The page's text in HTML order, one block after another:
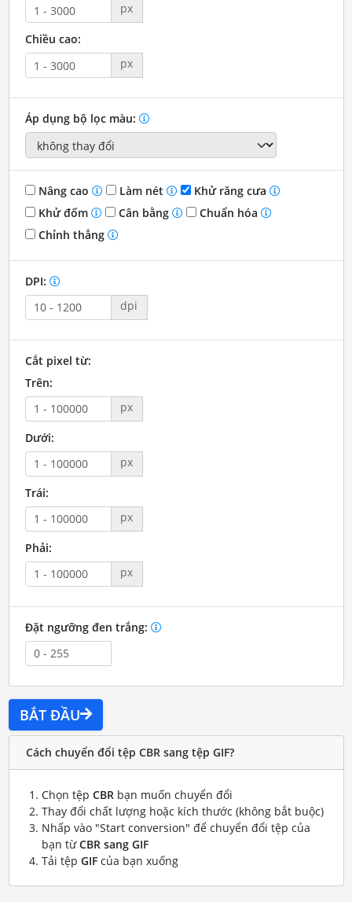
px
Chiều cao:
px
Áp dụng bộ lọc màu:
Nâng cao Làm nét
Khử răng cưa
Khử đốm
Cân bằng
Chuẩn hóa
Chỉnh thẳng
DPI:
dpi
Cắt pixel từ:
Trên:
px
Dưới:
px
Trái:
px
Phải:
px
Đặt ngưỡng đen trắng:
BẮT ĐẦU
Cách chuyển đổi tệp CBR sang tệp GIF?
Chọn tệp CBRbạn muốn chuyển đổi
Thay đổi chất lượng hoặc kích thước (không bắt buộc)
Nhấp vào "Start conversion" để chuyển đổi tệp của
bạn từCBR sang GIF
Tải tệp GIFcủa bạn xuống